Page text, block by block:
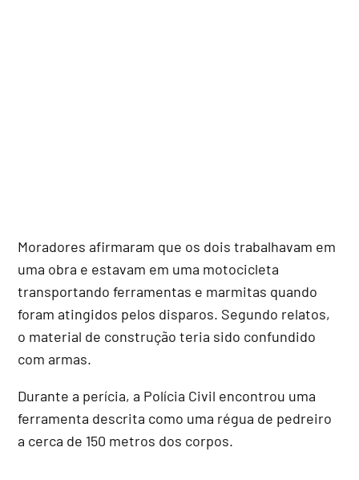
Moradores afirmaram que os dois trabalhavam em
uma obra e estavam em uma motocicleta
transportando ferramentas e marmitas quando
foram atingidos pelos disparos. Segundo relatos,
o material de construção teria sido confundido
com armas.
Durante a perícia, a Polícia Civil encontrou uma
ferramenta descrita como uma régua de pedreiro
a cerca de 150 metros dos corpos.